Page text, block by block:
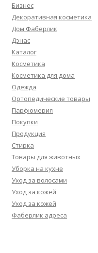
Бизнес
Декоративная косметика
Дом Фаберлик
Дэнас
Каталог
Косметика
Косметика для дома
Одежда
Ортопедические товары
Парфюмерия
Покупки
Продукция
Стирка
Товары для животных
Уборка на кухне
Уход за волосами
Уход за кожей
Уход за кожей
Фаберлик адреса